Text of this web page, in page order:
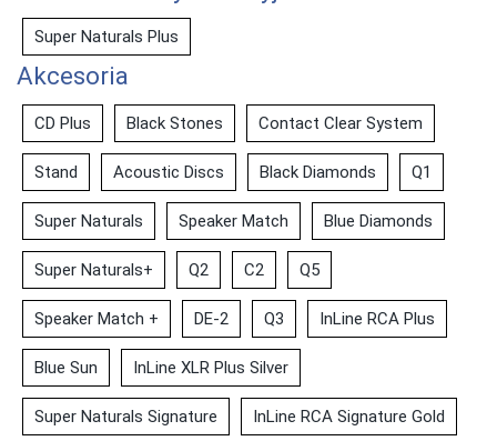
Super Naturals Plus
Akcesoria
CD Plus Black Stones Contact Clear System
Stand Acoustic Discs Black Diamonds Q1
Super Naturals Speaker Match Blue Diamonds
Super Naturals+ Q2 C2 Q5
Speaker Match + DE-2 Q3 InLine RCA Plus
Blue Sun InLine XLR Plus Silver
Super Naturals Signature InLine RCA Signature Gold